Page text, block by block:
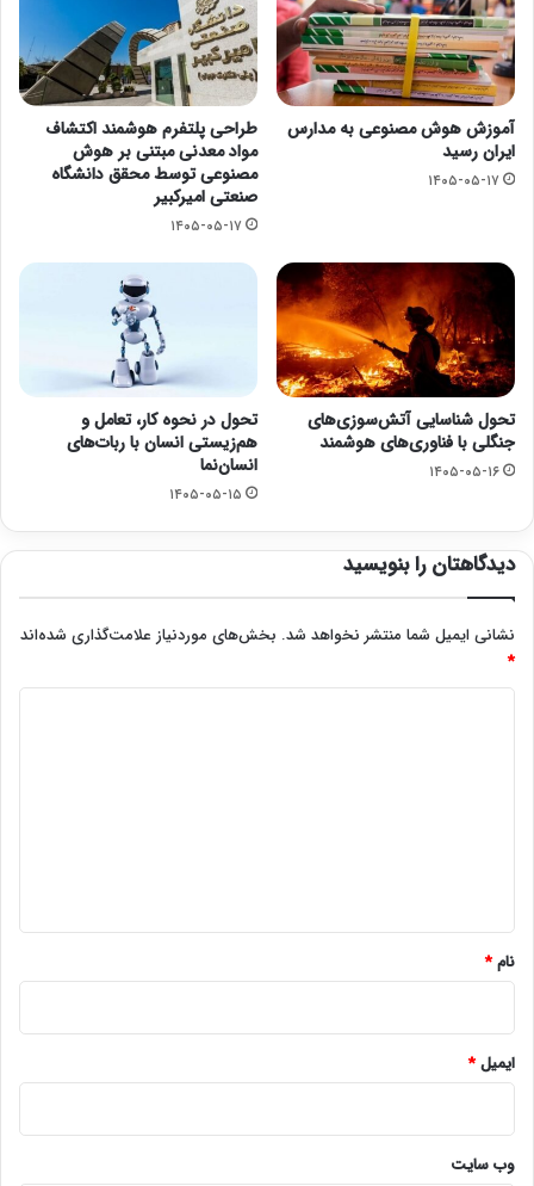
آموزش هوش مصنوعی به مدارس
ایران رسید
۱۴۰۵-۰۵-۱۷
طراحی پلتفرم هوشمند اکتشاف
مواد معدنی مبتنی بر هوش
مصنوعی توسط محقق دانشگاه
صنعتی امیرکبیر
۱۴۰۵-۰۵-۱۷
تحول شناسایی آتش‌سوزی‌های
جنگلی با فناوری‌های هوشمند
۱۴۰۵-۰۵-۱۶
تحول در نحوه کار، تعامل و
هم‌زیستی انسان با ربات‌های
انسان‌نما
۱۴۰۵-۰۵-۱۵
دیدگاهتان را بنویسید
نشانی ایمیل شما منتشر نخواهد شد. بخش‌های موردنیاز علامت‌گذاری شده‌اند
*
نام*
ایمیل*
وب‌ سایت